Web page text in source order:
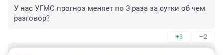
У нас УГМС прогноз меняет по 3 раза за сутки об чем
разговор?
+3 –2